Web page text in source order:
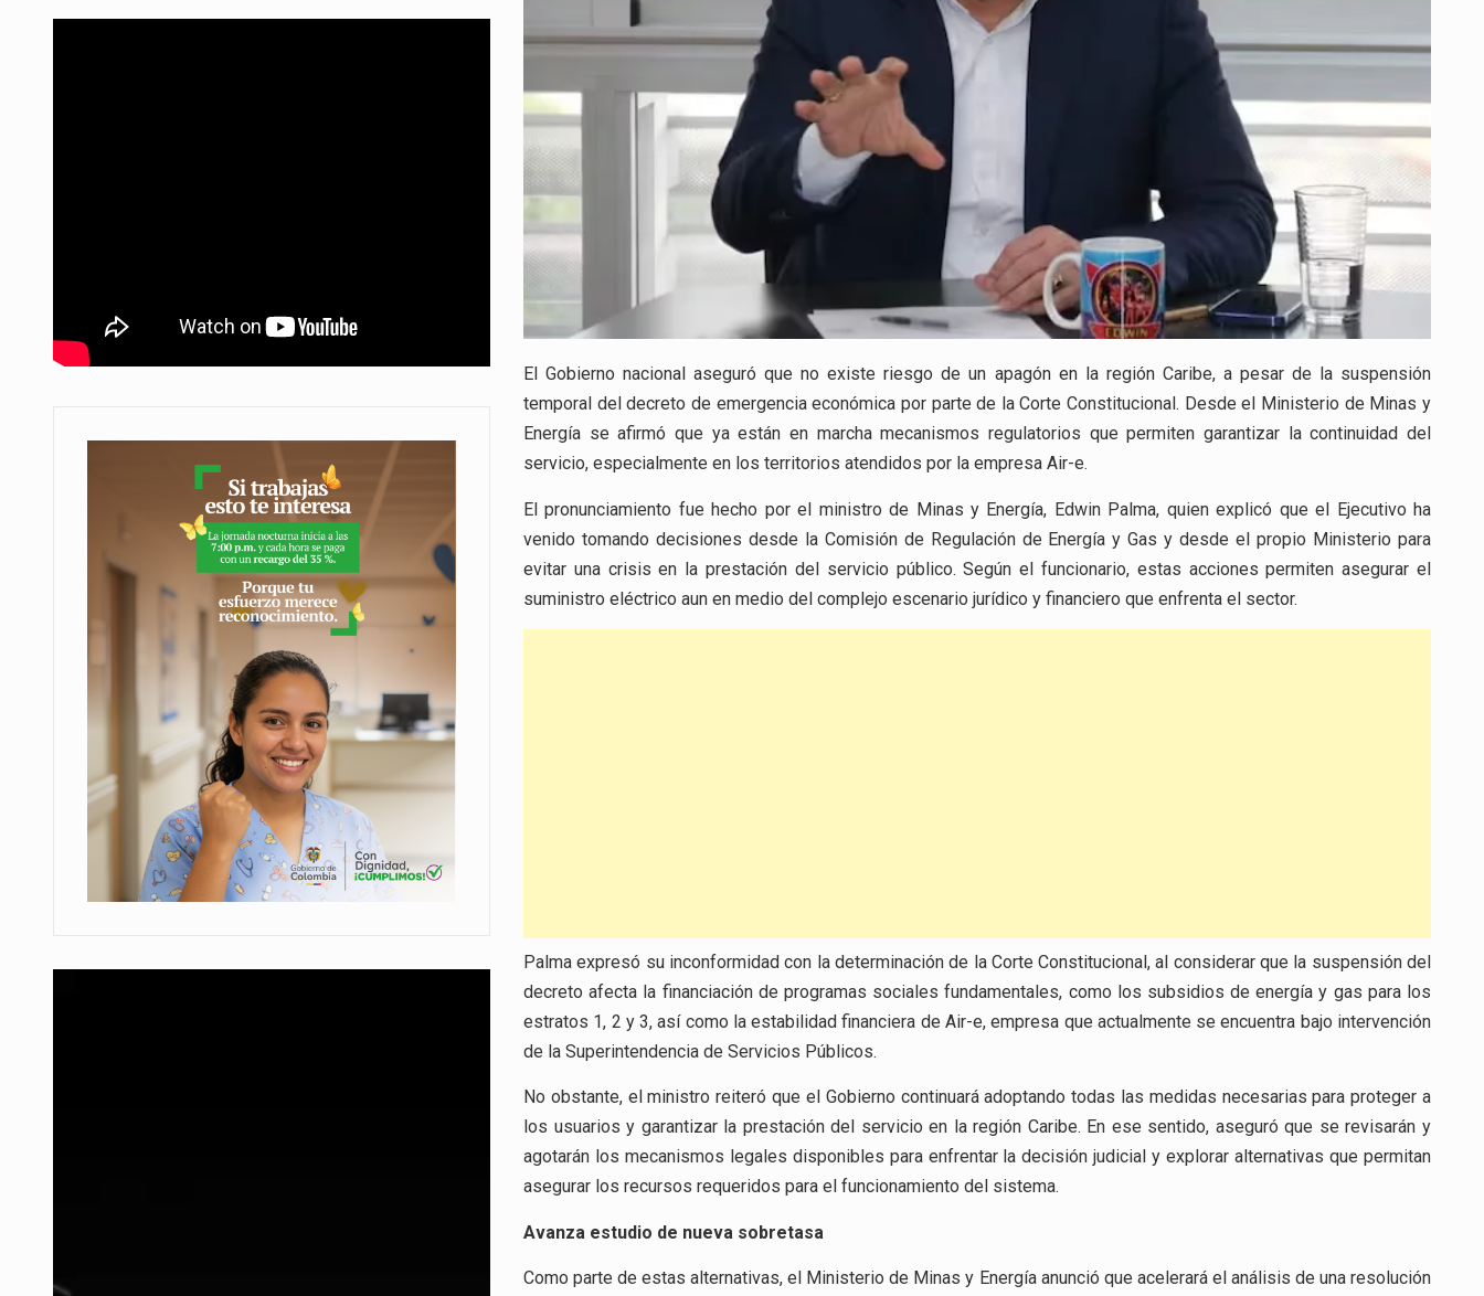
El Gobierno nacional aseguró que no existe riesgo de un apagón en la región Caribe, a pesar de la suspensión
temporal del decreto de emergencia económica por parte de la Corte Constitucional. Desde el Ministerio de Minas y
Energía se afirmó que ya están en marcha mecanismos regulatorios que permiten garantizar la continuidad del
servicio, especialmente en los territorios atendidos por la empresa Air-e.
El pronunciamiento fue hecho por el ministro de Minas y Energía, Edwin Palma, quien explicó que el Ejecutivo ha
venido tomando decisiones desde la Comisión de Regulación de Energía y Gas y desde el propio Ministerio para
evitar una crisis en la prestación del servicio público. Según el funcionario, estas acciones permiten asegurar el
suministro eléctrico aun en medio del complejo escenario jurídico y financiero que enfrenta el sector.
Palma expresó su inconformidad con la determinación de la Corte Constitucional, al considerar que la suspensión del
decreto afecta la financiación de programas sociales fundamentales, como los subsidios de energía y gas para los
estratos 1, 2 y 3, así como la estabilidad financiera de Air-e, empresa que actualmente se encuentra bajo intervención
de la Superintendencia de Servicios Públicos.
No obstante, el ministro reiteró que el Gobierno continuará adoptando todas las medidas necesarias para proteger a
los usuarios y garantizar la prestación del servicio en la región Caribe. En ese sentido, aseguró que se revisarán y
agotarán los mecanismos legales disponibles para enfrentar la decisión judicial y explorar alternativas que permitan
asegurar los recursos requeridos para el funcionamiento del sistema.
Avanza estudio de nueva sobretasa
Como parte de estas alternativas, el Ministerio de Minas y Energía anunció que acelerará el análisis de una resolución